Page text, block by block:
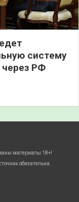
систему
через РФ
материалы 18+!
обязательна.